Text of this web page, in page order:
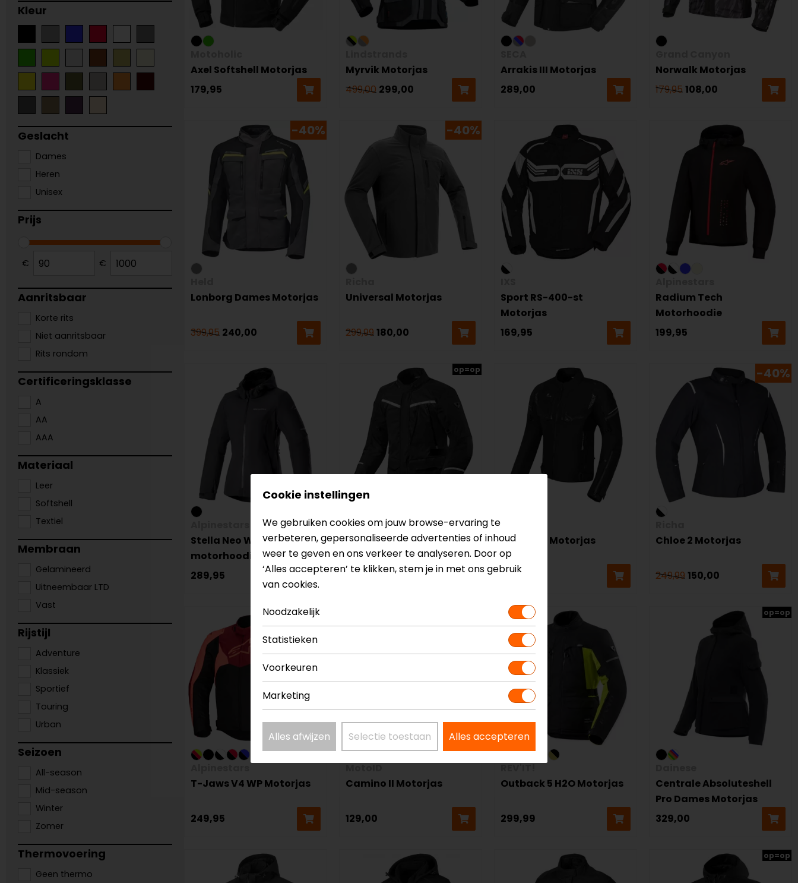
Kleur
Geslacht
Dames
Heren
Unisex
Prijs
€ €
Aanritsbaar
Korte rits
Niet aanritsbaar
Rits rondom
Certificeringsklasse
A
AA
AAA
Materiaal
Leer
Softshell
Textiel
Membraan
Gelamineerd
Uitneembaar LTD
Vast
Rijstijl
Adventure
Klassiek
Sportief
Touring
Urban
Seizoen
All-season
Mid-season
Winter
Zomer
Thermovoering
Geen thermo
Axel Softshell Motorjas
179,95
Myrvik Motorjas
499,00 299,00
Arrakis III Motorjas
289,00
Norwalk Motorjas
179,95 108,00
-40%
Lonborg Dames Motorjas
399,95 240,00
-40%
Universal Motorjas
299,99180,00
Sport RS-400-st
Motorjas
169,95
Radium Tech
Motorhoodie
199,95
Stella Neo WP dames
motorhoodie
289,95
op=op
REV'IT!
Voltiac 3 H2O Motorjas
199,99
Avatar III Motorjas
219,00
-40%
Chloe 2 Motorjas
249,99150,00
T-Jaws V4 WP Motorjas
249,95
Camino II Motorjas
129,00
Outback 5 H2O Motorjas
299,99
op=op
Centrale Absoluteshell
Pro Dames Motorjas
329,00
op=op
Cookie instellingen
We gebruiken cookies om jouw browse-ervaring te
verbeteren, gepersonaliseerde advertenties of inhoud
weer te geven en ons verkeer te analyseren. Door op
‘Alles accepteren’ te klikken, stem je in met ons gebruik
van cookies.
Noodzakelijk
Statistieken
Voorkeuren
Marketing
Alles afwijzen Selectie toestaan Alles accepteren